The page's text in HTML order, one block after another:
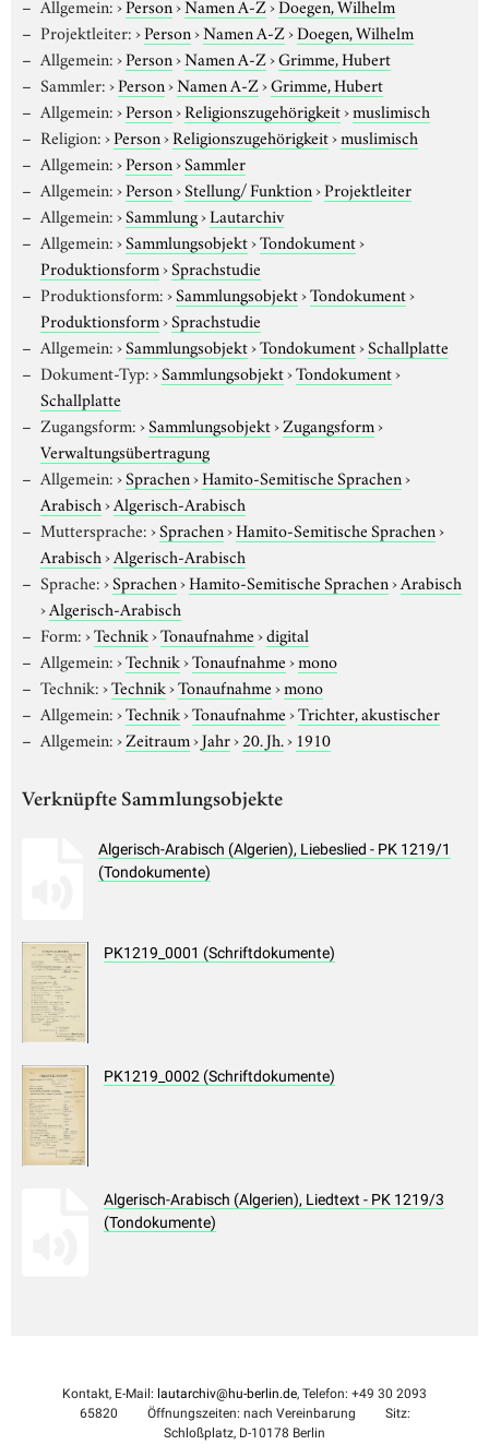
Allgemein:›Person›Namen A-Z›Doegen, Wilhelm
Projektleiter:›Person›Namen A-Z›Doegen, Wilhelm
Allgemein:›Person›Namen A-Z›Grimme, Hubert
Sammler:›Person›Namen A-Z›Grimme, Hubert
Allgemein:›Person›Religionszugehörigkeit›muslimisch
Religion:›Person›Religionszugehörigkeit›muslimisch
Allgemein:›Person›Sammler
Allgemein:›Person›Stellung/ Funktion›Projektleiter
Allgemein:›Sammlung›Lautarchiv
Allgemein:›Sammlungsobjekt›Tondokument›
Produktionsform›Sprachstudie
Produktionsform:›Sammlungsobjekt›Tondokument›
Produktionsform›Sprachstudie
Allgemein:›Sammlungsobjekt›Tondokument›Schallplatte
Dokument-Typ:›Sammlungsobjekt›Tondokument›
Schallplatte
Zugangsform:›Sammlungsobjekt›Zugangsform›
Verwaltungsübertragung
Allgemein:›Sprachen›Hamito-Semitische Sprachen›
Arabisch›Algerisch-Arabisch
Muttersprache:›Sprachen›Hamito-Semitische Sprachen›
Arabisch›Algerisch-Arabisch
Sprache:›Sprachen›Hamito-Semitische Sprachen›Arabisch
›Algerisch-Arabisch
Form:›Technik›Tonaufnahme›digital
Allgemein:›Technik›Tonaufnahme›mono
Technik:›Technik›Tonaufnahme›mono
Allgemein:›Technik›Tonaufnahme›Trichter, akustischer
Allgemein:›Zeitraum›Jahr›20. Jh.› 1910
Verknüpfte Sammlungsobjekte
Algerisch-Arabisch (Algerien), Liebeslied - PK 1219/1
(Tondokumente)
PK1219_0001 (Schriftdokumente)
PK1219_0002 (Schriftdokumente)
Algerisch-Arabisch (Algerien), Liedtext - PK 1219/3
(Tondokumente)
Kontakt, E-Mail: lautarchiv@hu-berlin.de, Telefon: +49 30 2093
65820
Öffnungszeiten: nach Vereinbarung
Sitz:
Schloßplatz, D-10178 Berlin